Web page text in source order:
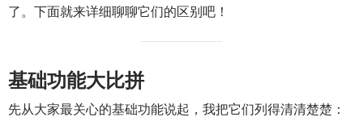
了。下面就来详细聊聊它们的区别吧！
基础功能大比拼
先从大家最关心的基础功能说起，我把它们列得清清楚楚：